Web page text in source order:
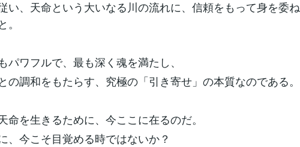
い、天命という大いなる川の流れに、信頼をもって身を委ね
パワフルで、最も深く魂を満たし、
の調和をもたらす、究極の「引き寄せ」の本質なのである。
命を生きるために、今ここに在るのだ。
、今こそ目覚める時ではないか？